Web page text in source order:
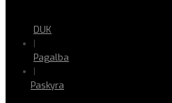
DUK
|
Pagalba
|
Paskyra